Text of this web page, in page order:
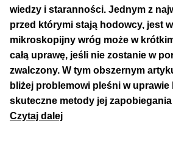
wiedzy i staranności. Jednym z
przed którymi stają hodowcy, jest
mikroskopijny wróg może w
całą uprawę, jeśli nie zostanie w
zwalczony. W tym obszernym
bliżej problemowi pleśni w
skuteczne metody jej
Czytaj dalejPleśń